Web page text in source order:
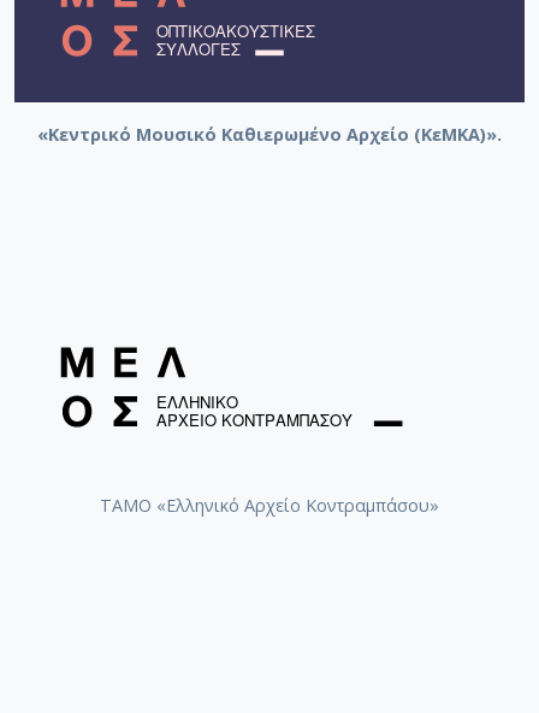
«Κεντρικό Μουσικό Καθιερωμένο Αρχείο (ΚεΜΚΑ)».
ΤΑΜΟ «Ελληνικό Αρχείο Κοντραμπάσου»